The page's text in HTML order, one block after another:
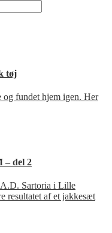
tøj
fundet hjem igen. Her
– del 2
Sartoria i Lille
resultatet af et jakkesæt